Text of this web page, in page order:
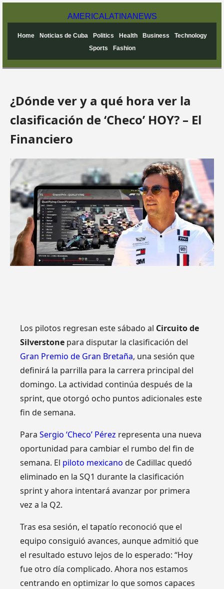
AMERICA LATINANEWS
Home Noticias de Cuba Politics Health Business
Technology
Sports
Fashion
¿Dónde ver y a qué hora ver la
clasificación de ‘Checo’ HOY? – El
Financiero
Los pilotos regresan este sábado al Circuito de
Silverstone para disputar la clasificación del
Gran Premio de Gran Bretaña, una sesión que
definirá la parrilla para la carrera principal del
domingo. La actividad continúa después de la
sprint, que otorgó ocho puntos adicionales este
fin de semana.
ParaSergio ‘Checo’ Pérez representa una nueva
oportunidad para cambiar el rumbo del fin de
semana. El piloto mexicano de Cadillac quedó
eliminado en la SQ1 durante la clasificación
sprint y ahora intentará avanzar por primera
vez a la Q2.
Tras esa sesión, el tapatío reconoció que el
equipo consiguió avances, aunque admitió que
el resultado estuvo lejos de lo esperado: “Hoy
fue otro día complicado. Ahora nos estamos
centrando en optimizar lo que somos capaces